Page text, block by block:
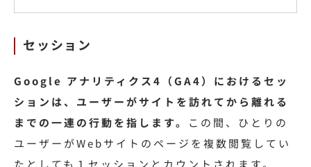
セッション
Google アナリティクス4（GA4）におけるセッ
ションは、ユーザーがサイトを訪れてから離れる
までの一連の行動を指します。 この間、ひとりの
ユーザーがWebサイトのページを複数閲覧してい